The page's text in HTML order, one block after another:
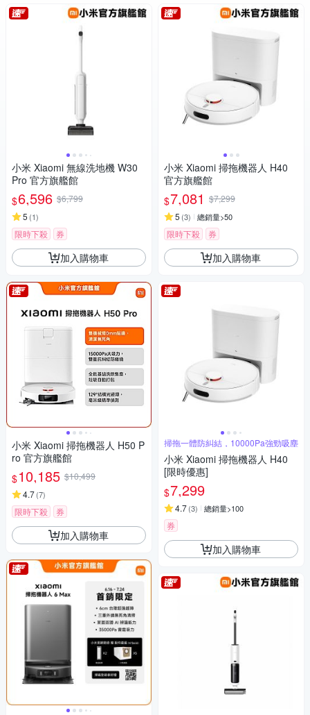
小米 Xiaomi 無線洗地機 W30
Pro 官方旗艦館
$6,596 $6,799
5 (1)
限時下殺 券
加入購物車
小米 Xiaomi 掃拖機器人 H50 P
ro 官方旗艦館
$10,185 $10,499
4.7(7)
限時下殺 券
加入購物車
小米 Xiaomi 掃拖機器人 H40
官方旗艦館
$7,081 $7,299
5 (3) 總銷量>50
限時下殺 券
加入購物車
掃拖一體防糾結，10000Pa強勁吸塵
小米 Xiaomi 掃拖機器人 H40
[限時優惠]
$7,299
4.7(3) 總銷量>100
券
加入購物車